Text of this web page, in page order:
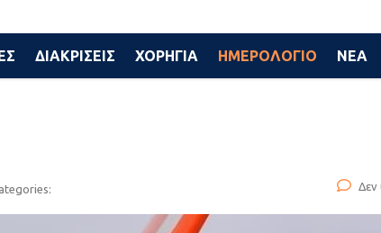
ΔΙΑΚΡΙΣΕΙΣ ΧΟΡΗΓΙΑ ΗΜΕΡΟΛΟΓΙΟ ΝΕΑ
Δεν